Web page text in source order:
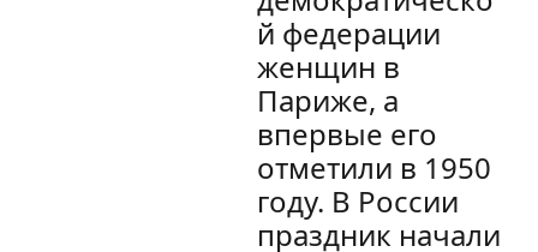
й федерации
женщин в
Париже, а
впервые его
отметили в 1950
году. В России
праздник начали